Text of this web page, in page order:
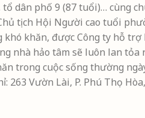
dân phố 9 (87 tuổi)… cùng
tịch Hội Người cao tuổi
khó khăn, được Công ty hỗ
nhà hảo tâm sẽ luôn lan
trong cuộc sống thường
263 Vườn Lài, P. Phú Thọ